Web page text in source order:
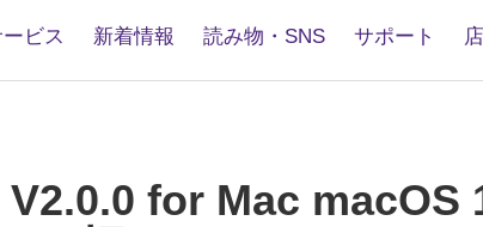
ビス 新着情報 読み物・SNS サポート
for Mac macOS